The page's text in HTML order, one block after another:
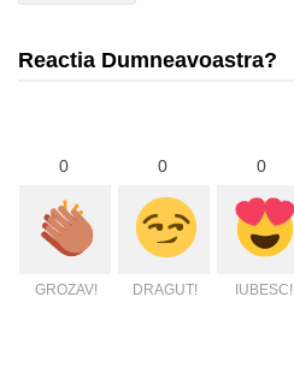
Reactia Dumneavoastra?
0
GROZAV!
0
DRAGUT!
0
IUBESC!